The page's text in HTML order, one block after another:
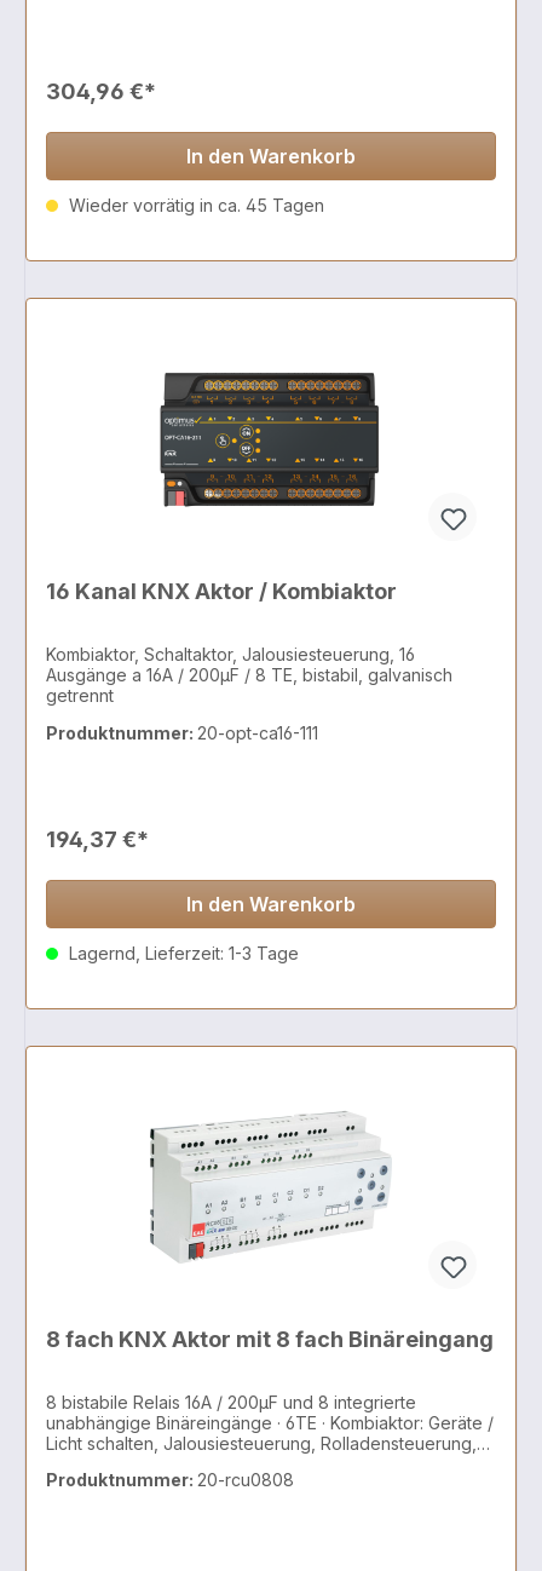
304,96 €*
In den Warenkorb
Wieder vorrätig in ca. 45 Tagen
16 Kanal KNX Aktor / Kombiaktor
Kombiaktor, Schaltaktor, Jalousiesteuerung, 16
Ausgänge a 16A / 200µF / 8 TE, bistabil, galvanisch
getrennt
Produktnummer: 20-opt-ca16-111
194,37 €*
In den Warenkorb
Lagernd, Lieferzeit: 1-3 Tage
8 fach KNX Aktor mit 8 fach Binäreingang
8 bistabile Relais 16A / 200µF und 8 integrierte
unabhängige Binäreingänge · 6TE · Kombiaktor: Geräte /
Licht schalten, Jalousiesteuerung, Rolladensteuerung,
Produktnummer: 20-rcu0808